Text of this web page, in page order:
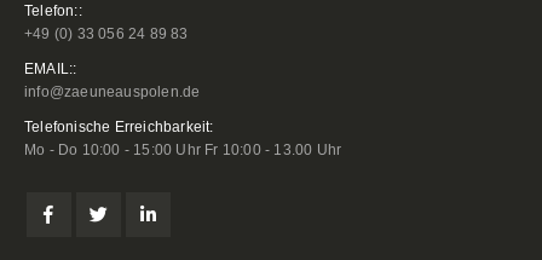
Telefon::
+49 (0) 33 056 24 89 83
EMAIL::
info@zaeuneauspolen.de
Telefonische Erreichbarkeit:
Mo - Do 10:00 - 15:00 Uhr Fr 10:00 - 13.00 Uhr